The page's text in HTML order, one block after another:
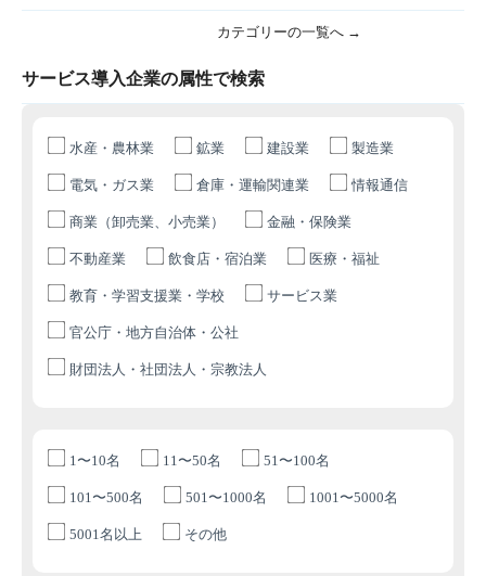
カテゴリーの一覧へ →
サービス導入企業の属性で検索
水産・農林業 鉱業 建設業 製造業
電気・ガス業 倉庫・運輸関連業 情報通信
商業（卸売業、小売業） 金融・保険業
不動産業 飲食店・宿泊業 医療・福祉
教育・学習支援業・学校 サービス業
官公庁・地方自治体・公社
財団法人・社団法人・宗教法人
1〜10名 11〜50名 51〜100名
101〜500名 501〜1000名 1001〜5000名
5001名以上 その他